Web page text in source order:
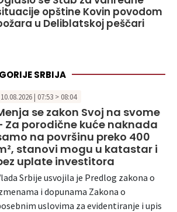
opštine Kovin povodom
u Deliblatskoj peščari
SRBIJA
10.08.2026 | 07:53 > 08:04
se zakon Svoj na svome
Za porodične kuće naknada
na površinu preko 400
stanovi mogu u katastar i
uplate investitora
Srbije usvojila je Predlog zakona o
i dopunama Zakona o
uslovima za evidentiranje i upis